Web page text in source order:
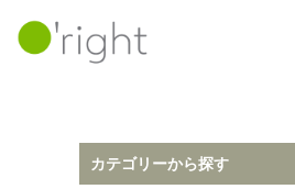
カテゴリーから探
カテゴリーから探す